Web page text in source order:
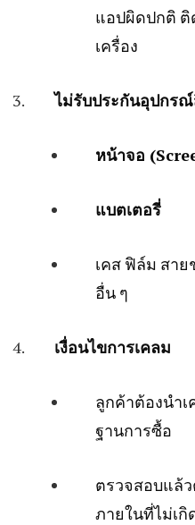
แอปผิดปกติ ติ
เครื่อง
ไม่รับประกันอุปกร
หน้าจอ
แบตเตอรี่
เคส ฟิล์ม สา
อื่น ๆ
เงื่อนไขการเคลม
ลูกค้าต้องนำ
ฐานการซื้อ
ตรวจสอบแล้ว
ภายในที่ไม่เกิ